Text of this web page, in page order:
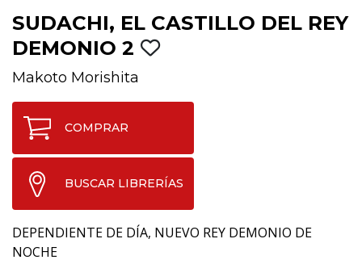
SUDACHI, EL CASTILLO DEL REY
DEMONIO 2
Makoto Morishita
COMPRAR
BUSCAR LIBRERÍAS
DEPENDIENTE DE DÍA, NUEVO REY DEMONIO DE
NOCHE